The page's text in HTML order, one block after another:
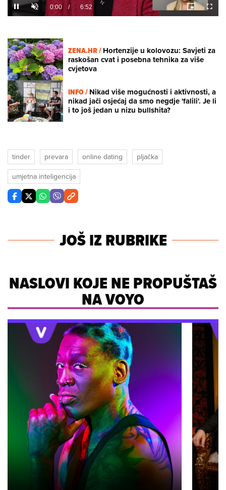
Unmute /
3.48%
ZENA.HR /Hortenzije u kolovozu: Savjeti za
raskošan cvat i posebna tehnika za više
cvjetova
INFO /Nikad više mogućnosti i aktivnosti, a
nikad jači osjećaj da smo negdje 'falili'. Je li
i to još jedan u nizu bullshita?
tinder prevara online dating
pljačka
umjetna inteligencija
JOŠ IZ RUBRIKE
NASLOVI KOJE NE PROPUŠTAŠ
NA VOYO